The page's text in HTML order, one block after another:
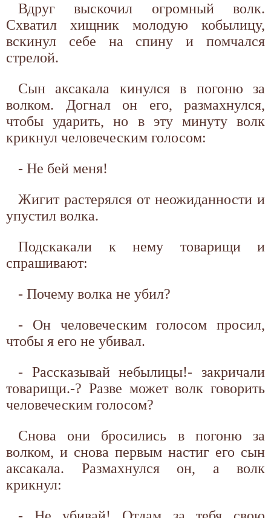
Вдруг выскочил огромный волк.
Схватил хищник молодую кобылицу,
вскинул себе на спину и помчался
стрелой.
Сын аксакала кинулся в погоню за
волком. Догнал он его, размахнулся,
чтобы ударить, но в эту минуту волк
крикнул человеческим голосом:
- Не бей меня!
Жигит растерялся от неожиданности и
упустил волка.
Подскакали к нему товарищи и
спрашивают:
- Почему волка не убил?
- Он человеческим голосом просил,
чтобы я его не убивал.
- Рассказывай небылицы!- закричали
товарищи.-? Разве может волк говорить
человеческим голосом?
Снова они бросились в погоню за
волком, и снова первым настиг его сын
аксакала. Размахнулся он, а волк
крикнул: